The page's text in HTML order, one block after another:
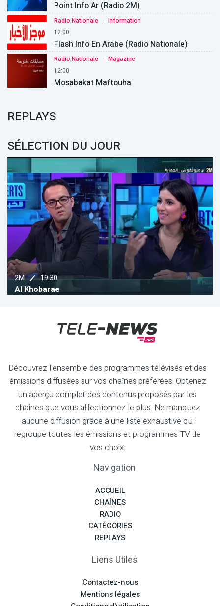
Point Info Ar (Radio 2M)
Radio Nationale - Information
12:00
Flash Info En Arabe (Radio Nationale)
Radio Nationale - Magazine
12:00
Mosabakat Maftouha
REPLAYS
SÉLECTION DU JOUR
19:30
Khobarae
Découvrez l'ensemble des programmes télévisés et des
émissions diffusées sur vos chaînes préférées. Obtenez
un aperçu complet des contenus proposés par les
chaînes que vous affectionnez le plus. Ne manquez
aucune diffusion grâce à une liste exhaustive qui
regroupe toutes les émissions et programmes TV de
vos choix.
Navigation
ACCUEIL
CHAÎNES
RADIO
CATÉGORIES
REPLAYS
Liens Utiles
Contactez-nous
Mentions légales